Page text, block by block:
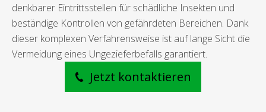
denkbarer Eintrittsstellen für schädliche Insekten und
beständige Kontrollen von gefährdeten Bereichen. Dank
dieser komplexen Verfahrensweise ist auf lange Sicht die
Vermeidung eines Ungezieferbefalls garantiert.
Jetzt kontaktieren